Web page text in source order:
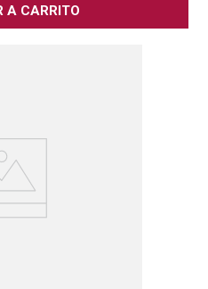
A CARRITO